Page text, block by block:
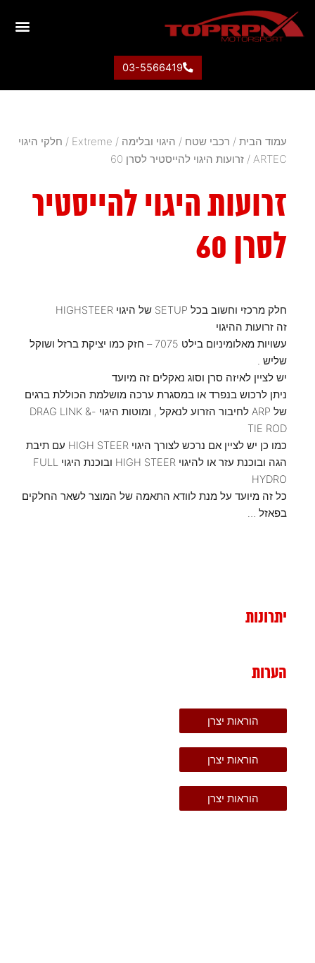
03-5566419
עמוד הבית / רכבי שטח / היגוי ובלימה /
Extreme
/ חלקי היגוי
ARTEC / זרועות היגוי להייסטיר לסרן 60
זרועות היגוי להייסטיר
לסרן 60
חלק מרכזי וחשוב בכל SETUP של היגוי HIGHSTEER
זה זרועות ההיגוי
עשויות מאלומיניום בילט 7075 – חזק כמו יציקת ברזל ושוקל
שליש .
יש לציין לאיזה סרן וסוג נאקלים זה מיועד
ניתן לרכוש בנפרד או במסגרת ערכה מושלמת הכוללת ברגים
של ARP לחיבור הזרוע לנאקל , ומוטות היגוי -DRAG LINK &
TIE ROD
כמו כן יש לציין אם נרכש לצורך היגוי HIGH STEER עם תיבת
הגה ובוכנת עזר או להיגוי HIGH STEER ובוכנת היגוי FULL
HYDRO
כל זה מיועד על מנת לוודא התאמה של המוצר לשאר החלקים
בפאזל …
יתרונות
הערות
הוראות יצרן
הוראות יצרן
הוראות יצרן